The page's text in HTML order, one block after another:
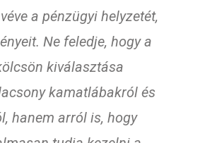
a pénzügyi helyzetét,
Ne feledje, hogy a
kiválasztása
kamatlábakról és
hanem arról is, hogy